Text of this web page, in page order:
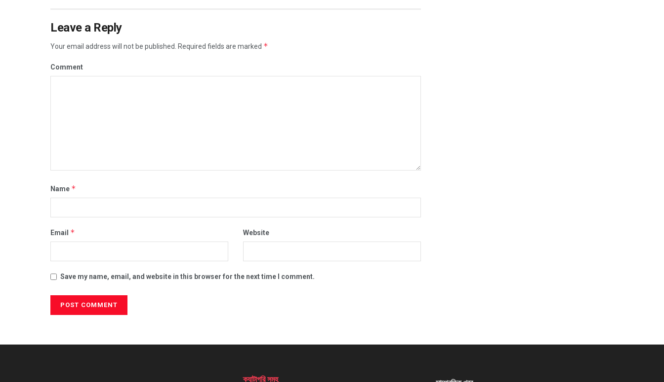
Leave a Reply
Your email address will not be published. Required fields are marked *
Comment
Name *
Email * Website
Save my name, email, and website in this browser for the next time I comment.
ক্যাটাগরি সমুহ